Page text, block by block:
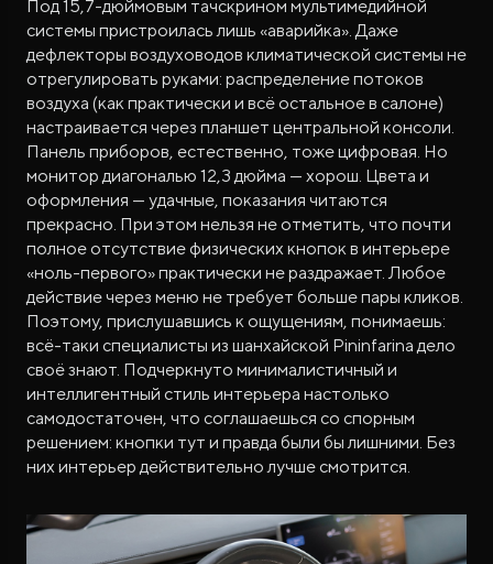
Под 15,7-дюймовым тачскрином мультимедийной
системы пристроилась лишь «аварийка». Даже
дефлекторы воздуховодов климатической системы не
отрегулировать руками: распределение потоков
воздуха (как практически и всё остальное в салоне)
настраивается через планшет центральной консоли.
Панель приборов, естественно, тоже цифровая. Но
монитор диагональю 12,3 дюйма — хорош. Цвета и
оформления — удачные, показания читаются
прекрасно. При этом нельзя не отметить, что почти
полное отсутствие физических кнопок в интерьере
«ноль-первого» практически не раздражает. Любое
действие через меню не требует больше пары кликов.
Поэтому, прислушавшись к ощущениям, понимаешь:
всё-таки специалисты из шанхайской Pininfarina дело
своё знают. Подчеркнуто минималистичный и
интеллигентный стиль интерьера настолько
самодостаточен, что соглашаешься со спорным
решением: кнопки тут и правда были бы лишними. Без
них интерьер действительно лучше смотрится.